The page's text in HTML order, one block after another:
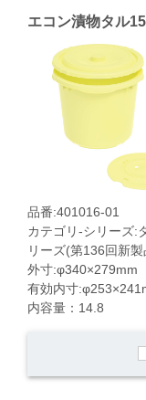
エコン漬物タル15
品番:401016-01
カテゴリ-シリーズ:
リーズ(第136回新製
外寸:φ340×279mm
有効内寸
内容量：14.8